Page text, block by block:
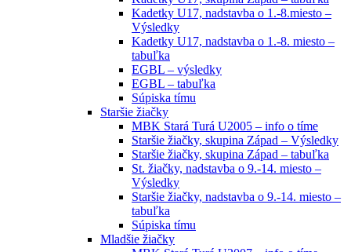
Kadetky U17, nadstavba o 1.-8.miesto –
Výsledky
Kadetky U17, nadstavba o 1.-8. miesto –
tabuľka
EGBL – výsledky
EGBL – tabuľka
Súpiska tímu
Staršie žiačky
MBK Stará Turá U2005 – info o tíme
Staršie žiačky, skupina Západ – Výsledky
Staršie žiačky, skupina Západ – tabuľka
St. žiačky, nadstavba o 9.-14. miesto –
Výsledky
Staršie žiačky, nadstavba o 9.-14. miesto –
tabuľka
Súpiska tímu
Mladšie žiačky